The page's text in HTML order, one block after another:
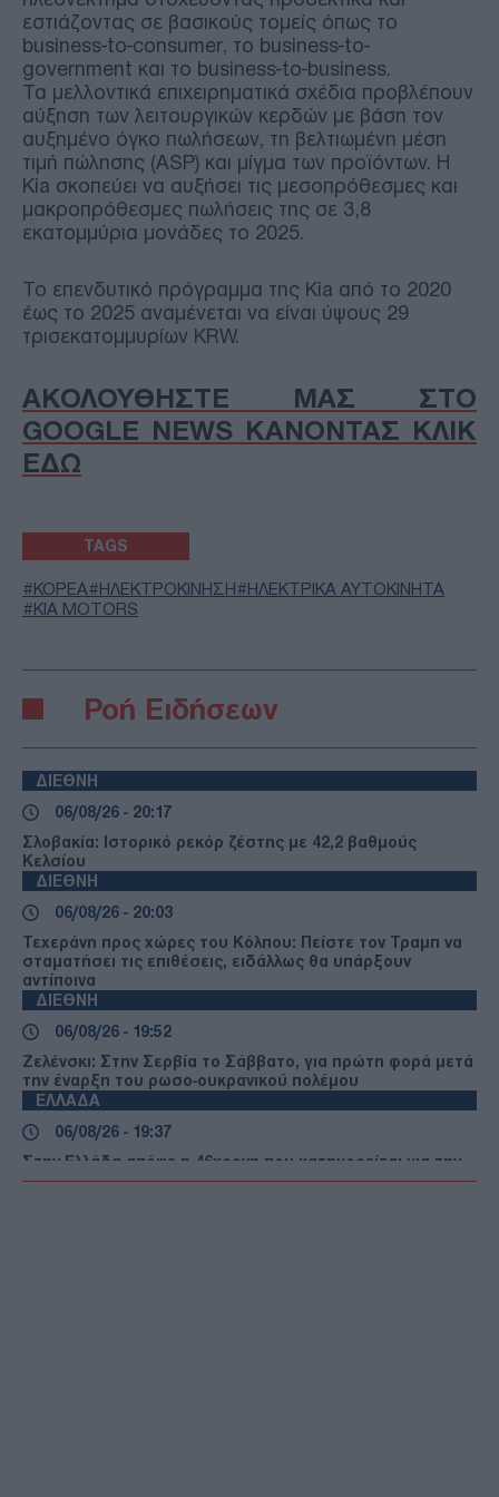
εστιάζοντας σε βασικούς τομείς όπως το
business-to-consumer, το business-to-
government και το business-to-business.
Τα μελλοντικά επιχειρηματικά σχέδια προβλέπουν
αύξηση των λειτουργικών κερδών με βάση τον
αυξημένο όγκο πωλήσεων, τη βελτιωμένη μέση
τιμή πώλησης (ASP) και μίγμα των προϊόντων. Η
Kia σκοπεύει να αυξήσει τις μεσοπρόθεσμες και
μακροπρόθεσμες πωλήσεις της σε 3,8
εκατομμύρια μονάδες το 2025.
Το επενδυτικό πρόγραμμα της Kia από το 2020
έως το 2025 αναμένεται να είναι ύψους 29
τρισεκατομμυρίων KRW.
ΑΚΟΛΟΥΘΗΣΤΕ ΜΑΣ ΣΤΟ
GOOGLE NEWS ΚΑΝΟΝΤΑΣ ΚΛΙΚ
ΕΔΩ
TAGS
ΚΟΡΕΑ ΗΛΕΚΤΡΟΚΙΝΗΣΗ
ΗΛΕΚΤΡΙΚΑ ΑΥΤΟΚΙΝΗΤΑ
KIA MOTORS
Ροή Ειδήσεων
ΔΙΕΘΝΗ
06/08/26 - 20:17
Σλοβακία: Ιστορικό ρεκόρ ζέστης με 42,2 βαθμούς
Κελσίου
ΔΙΕΘΝΗ
06/08/26 - 20:03
Τεχεράνη προς χώρες του Κόλπου: Πείστε τον Τραμπ να
σταματήσει τις επιθέσεις, ειδάλλως θα υπάρξουν
αντίποινα
ΔΙΕΘΝΗ
06/08/26 - 19:52
Ζελένσκι: Στην Σερβία το Σάββατο, για πρώτη φορά μετά
την έναρξη του ρωσο-ουκρανικού πολέμου
ΕΛΛΑΔΑ
06/08/26 - 19:37
Στην Ελλάδα απόψε η 46χρονη που κατηγορείται για την
υπόθεση της Marfin — Θα μεταφερθεί στη ΓΑΔΑ